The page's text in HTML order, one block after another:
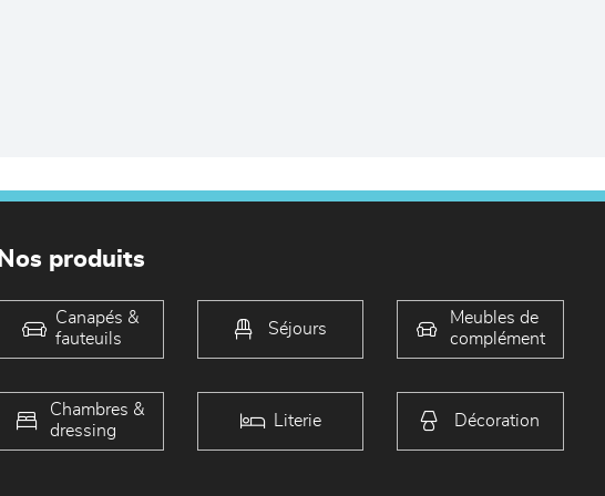
Nos produits
Canapés &
fauteuils
Séjours
Meubles de
complément
Chambres &
dressing
Literie Décoration